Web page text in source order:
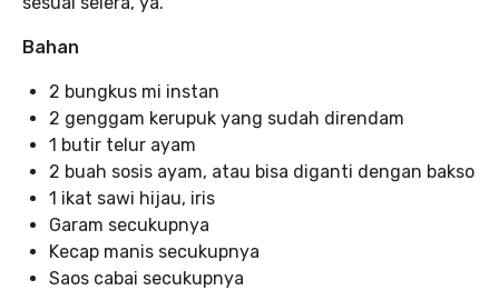
Bahan
2 bungkus mi instan
2 genggam kerupuk yang sudah direndam
1 butir telur ayam
2 buah sosis ayam, atau bisa diganti dengan bakso
1 ikat sawi hijau, iris
Garam secukupnya
Kecap manis secukupnya
Saos cabai secukupnya